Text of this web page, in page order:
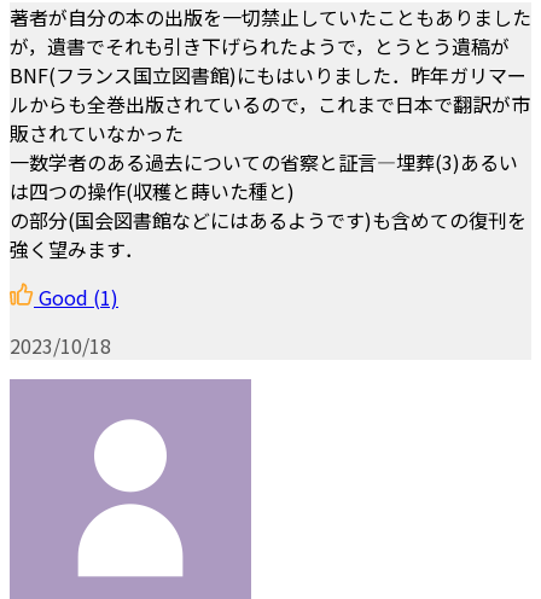
著者が自分の本の出版を一切禁止していたこともありました
が，遺書でそれも引き下げられたようで，とうとう遺稿が
BNF(フランス国立図書館)にもはいりました．昨年ガリマー
ルからも全巻出版されているので，これまで日本で翻訳が市
販されていなかった
一数学者のある過去についての省察と証言―埋葬(3)あるい
は四つの操作(収穫と蒔いた種と)
の部分(国会図書館などにはあるようです)も含めての復刊を
強く望みます．
Good (1)
2023/10/18